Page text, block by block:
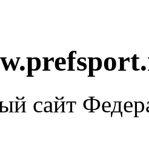
сайт